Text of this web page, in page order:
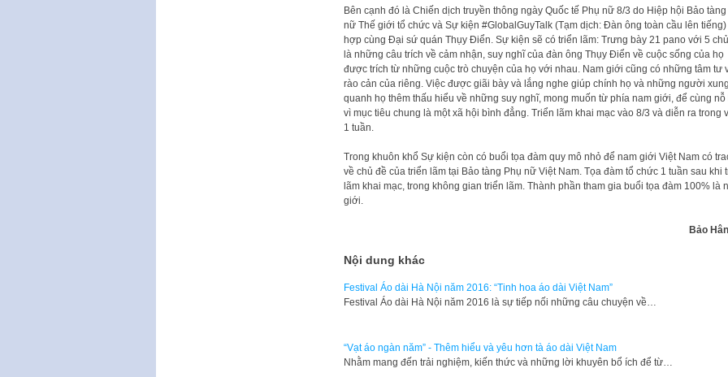
Bên cạnh đó là Chiến dịch truyền thông ngày Quốc tế Phụ nữ 8/3 do Hiệp hội Bảo tàng
nữ Thế giới tổ chức và Sự kiện #GlobalGuyTalk (Tạm dịch: Đàn ông toàn cầu lên tiếng)
hợp cùng Đại sứ quán Thụy Điển. Sự kiện sẽ có triển lãm: Trưng bày 21 pano với 5
là những câu trích về cảm nhận, suy nghĩ của đàn ông Thụy Điển về cuộc sống của họ
được trích từ những cuộc trò chuyện của họ với nhau. Nam giới cũng có những tâm tư
rào cản của riêng. Việc được giãi bày và lắng nghe giúp chính họ và những người xung
quanh họ thêm thấu hiểu về những suy nghĩ, mong muốn từ phía nam giới, để cùng nỗ
vì mục tiêu chung là một xã hội bình đẳng. Triển lãm khai mạc vào 8/3 và diễn ra trong
1 tuần.
Trong khuôn khổ Sự kiện còn có buổi tọa đàm quy mô nhỏ để nam giới Việt Nam có
về chủ đề của triển lãm tại Bảo tàng Phụ nữ Việt Nam. Tọa đàm tổ chức 1 tuần sau khi
lãm khai mạc, trong không gian triển lãm. Thành phần tham gia buổi tọa đàm 100% là
giới.
Bảo
Nội dung khác
Festival Áo dài Hà Nội năm 2016: “Tinh hoa áo dài Việt Nam”
Festival Áo dài Hà Nội năm 2016 là sự tiếp nối những câu chuyện về…
“Vạt áo ngàn năm” - Thêm hiểu và yêu hơn tà áo dài Việt Nam
Nhằm mang đến trải nghiệm, kiến thức và những lời khuyên bổ ích để từ…